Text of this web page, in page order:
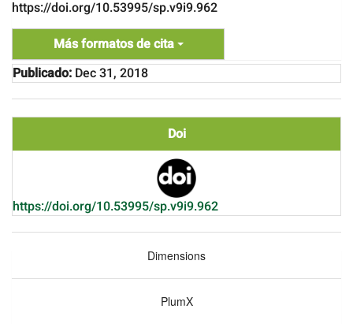
https://doi.org/10.53995/sp.v9i9.962
Más formatos de cita
Publicado: Dec 31, 2018
Doi
https://doi.org/10.53995/sp.v9i9.962
Dimensions
PlumX